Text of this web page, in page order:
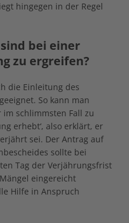
hingegen in der Regel
bei einer
zu ergreifen?
die Einleitung des
So kann man
schlimmsten Fall zu
erhebt‘, also erklärt, er
sei. Der Antrag auf
sollte bei
Tag der Verjährungsfrist
eingereicht
Hilfe in Anspruch